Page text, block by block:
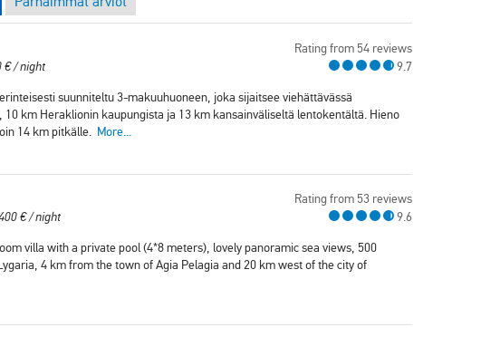
€/ night
Rating from 54 reviews
9.7
suunniteltu 3-makuuhuoneen, joka sijaitsee viehättävässä
10 km Heraklionin kaupungista ja 13 km kansainväliseltä lentokentältä. Hieno
14 km pitkälle. More...
€/ night
Rating from 53 reviews
9.6
villa with a private pool (4*8 meters), lovely panoramic sea views, 500
4 km from the town of Agia Pelagia and 20 km west of the city of